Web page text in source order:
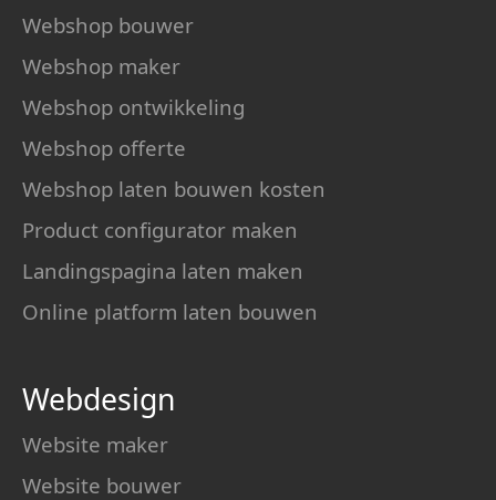
Webshop bouwer
Webshop maker
Webshop ontwikkeling
Webshop offerte
Webshop laten bouwen kosten
Product configurator maken
Landingspagina laten maken
Online platform laten bouwen
Webdesign
Website maker
Website bouwer